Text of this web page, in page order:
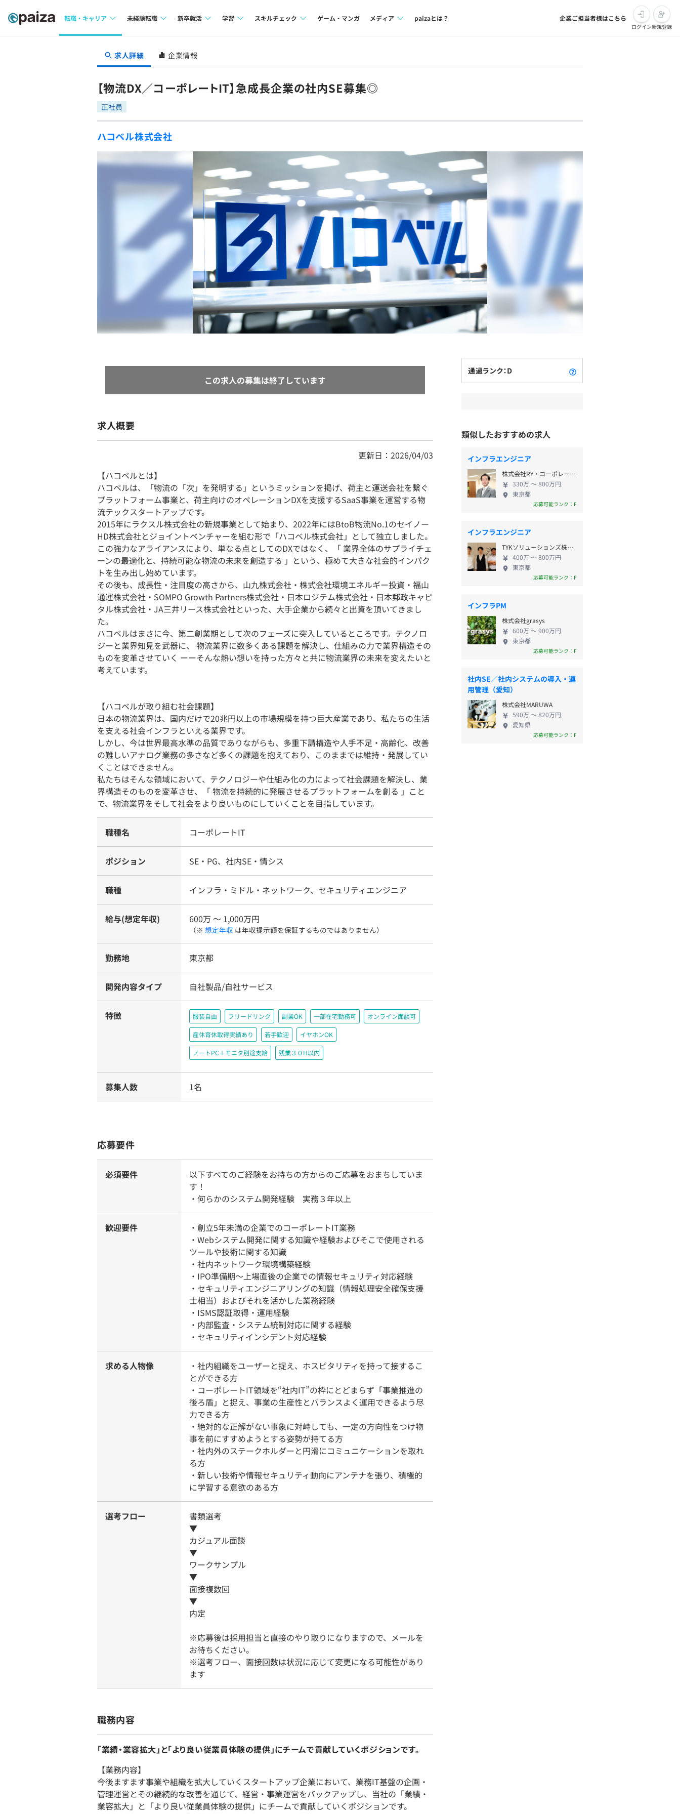
転職・キャリア
転職成功ガイド
転職エージェント
未経験転職
求人検索
転職成功ガイド
新卒就活
本選考
インターン
就活成功ガイド
学習
4択課題
個人向けプラン
法人向けプラン
学校向けプラン
契約内容・クーポン
スキルチェック
評価結果一覧
ゲーム・マンガ メディア
note
paizaとは？ 企業ご担当者様はこちら
ログイン新規登録
求人詳細 企業情報
【物流DX／コーポレートIT】急成長企業の社内SE募集◎
正社員
ハコベル株式会社
この求人の募集は終了しています
求人概要
更新日：2026/04/03
【ハコベルとは】
ハコベルは、「物流の「次」を発明する」というミッションを掲げ、荷主と運送会社を繋ぐ
プラットフォーム事業と、荷主向けのオペレーションDXを支援するSaaS事業を運営する物
流テックスタートアップです。
2015年にラクスル株式会社の新規事業として始まり、2022年にはBtoB物流No.1のセイノー
HD株式会社とジョイントベンチャーを組む形で「ハコベル株式会社」として独立しました。
この強力なアライアンスにより、単なる点としてのDXではなく、「 業界全体のサプライチェ
ーンの最適化と、持続可能な物流の未来を創造する 」という、極めて大きな社会的インパク
トを生み出し始めています。
その後も、成長性・注目度の高さから、山九株式会社・株式会社環境エネルギー投資・福山
通運株式会社・SOMPO Growth Partners株式会社・日本ロジテム株式会社・日本郵政キャピ
タル株式会社・JA三井リース株式会社といった、大手企業から続々と出資を頂いてきまし
た。
ハコベルはまさに今、第二創業期として次のフェーズに突入しているところです。テクノロ
ジーと業界知見を武器に、 物流業界に数多くある課題を解決し、仕組みの力で業界構造その
ものを変革させていく ーーそんな熱い想いを持った方々と共に物流業界の未来を変えたいと
考えています。
【ハコベルが取り組む社会課題】
日本の物流業界は、国内だけで20兆円以上の市場規模を持つ巨大産業であり、私たちの生活
を支える社会インフラといえる業界です。
しかし、今は世界最高水準の品質でありながらも、多重下請構造や人手不足・高齢化、改善
の難しいアナログ業務の多さなど多くの課題を抱えており、このままでは維持・発展してい
くことはできません。
私たちはそんな領域において、テクノロジーや仕組み化の力によって社会課題を解決し、業
界構造そのものを変革させ、「 物流を持続的に発展させるプラットフォームを創る 」こと
で、物流業界をそして社会をより良いものにしていくことを目指しています。
職種名 コーポレートIT
ポジション SE・PG、社内SE・情シス
職種 インフラ・ミドル・ネットワーク、セキュリティエンジニア
給与(想定年収) 600万 〜 1,000万円
（※ 想定年収 は年収提示額を保証するものではありません）
勤務地 東京都
開発内容タイプ 自社製品/自社サービス
特徴 服装自由 フリードリンク 副業OK 一部在宅勤務可 オンライン面談可
産休育休取得実績あり 若手歓迎 イヤホンOK
ノートPC＋モニタ別途支給 残業３０H以内
募集人数 1名
応募要件
必須要件
以下すべてのご経験をお持ちの方からのご応募をおまちしていま
す！
・何らかのシステム開発経験 実務３年以上
歓迎要件
・創立5年未満の企業でのコーポレートIT業務
・Webシステム開発に関する知識や経験およびそこで使用される
ツールや技術に関する知識
・社内ネットワーク環境構築経験
・IPO準備期〜上場直後の企業での情報セキュリティ対応経験
・セキュリティエンジニアリングの知識（情報処理安全確保支援
士相当）およびそれを活かした業務経験
・ISMS認証取得・運用経験
・内部監査・システム統制対応に関する経験
・セキュリティインシデント対応経験
求める人物像
・社内組織をユーザーと捉え、ホスピタリティを持って接するこ
とができる方
・コーポレートIT領域を“社内IT”の枠にとどまらず「事業推進の
後ろ盾」と捉え、事業の生産性とバランスよく運用できるよう尽
力できる方
・絶対的な正解がない事象に対峙しても、一定の方向性をつけ物
事を前にすすめようとする姿勢が持てる方
・社内外のステークホルダーと円滑にコミュニケーションを取れ
る方
・新しい技術や情報セキュリティ動向にアンテナを張り、積極的
に学習する意欲のある方
選考フロー
書類選考
▼
カジュアル面談
▼
ワークサンプル
▼
面接複数回
▼
内定
※応募後は採用担当と直接のやり取りになりますので、メールを
お待ちください。
※選考フロー、面接回数は状況に応じて変更になる可能性があり
ます
職務内容
「業績・業容拡大」と「より良い従業員体験の提供」にチームで貢献していくポジションです。
【業務内容】
今後ますます事業や組織を拡大していくスタートアップ企業において、業務IT基盤の企画・
管理運営とその継続的な改善を通じて、経営・事業運営をバックアップし、当社の「業績・
業容拡大」と「より良い従業員体験の提供」にチームで貢献していくポジションです。
通過ランク：D
類似したおすすめの求人
インフラエンジニア
株式会社RY・コーポレーション
330万 〜 800万円
東京都
応募可能ランク：F
インフラエンジニア
TYKソリューションズ株式会社
400万 〜 800万円
東京都
応募可能ランク：F
インフラPM
株式会社grasys
600万 〜 900万円
東京都
応募可能ランク：F
社内SE／社内システムの導入・運
用管理（愛知）
株式会社MARUWA
590万 〜 820万円
愛知県
応募可能ランク：F